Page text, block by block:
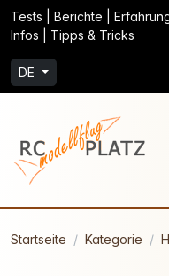
Tests | Berichte |
Infos | Tipps & Tricks
DE
Startseite Kategorie